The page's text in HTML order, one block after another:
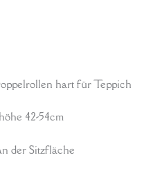
hart für Teppich
42-54cm
der Sitzfläche